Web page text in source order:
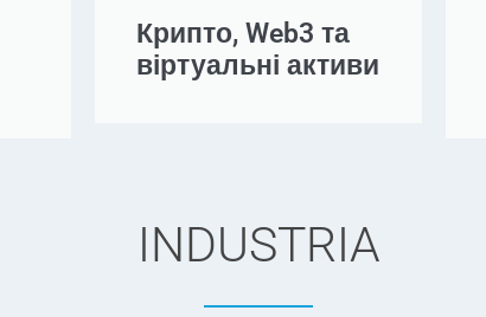
Крипто, Web3 та
віртуальні активи
INDUSTRIA